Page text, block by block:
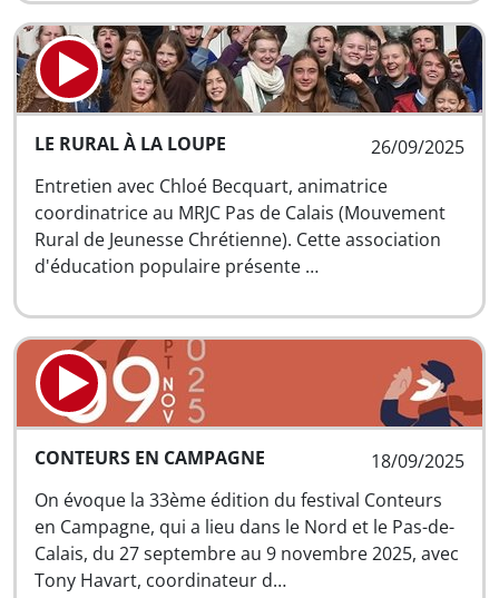
26/09/2025
LE RURAL À LA LOUPE
Entretien avec Chloé Becquart, animatrice
coordinatrice au MRJC Pas de Calais (Mouvement
Rural de Jeunesse Chrétienne). Cette association
d'éducation populaire présente …
18/09/2025
CONTEURS EN CAMPAGNE
On évoque la 33ème édition du festival Conteurs
en Campagne, qui a lieu dans le Nord et le Pas-de-
Calais, du 27 septembre au 9 novembre 2025, avec
Tony Havart, coordinateur d…